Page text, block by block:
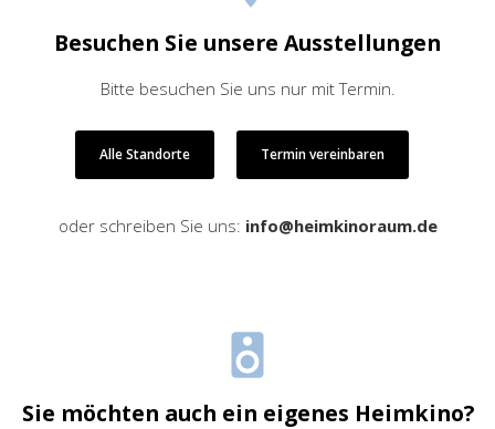
Besuchen Sie unsere Ausstellungen
Bitte besuchen Sie uns nur mit Termin.
Alle Standorte Termin vereinbaren
oder schreiben Sie uns: info@heimkinoraum.de
Sie möchten auch ein eigenes Heimkino?